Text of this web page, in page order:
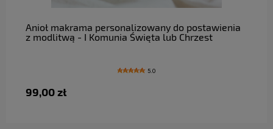
Anioł makrama personalizowany do postawienia
z modlitwą - I Komunia Święta lub Chrzest
5.0
99,00 zł